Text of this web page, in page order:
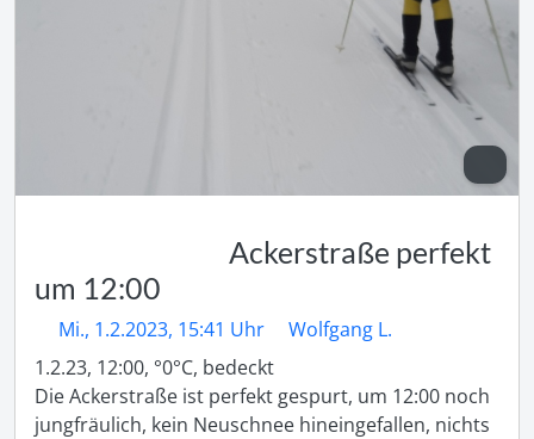
Ackerstraße perfekt
um 12:00
Mi., 1.2.2023, 15:41 Uhr
Wolfgang L.
1.2.23, 12:00, °0°C, bedeckt
Die Ackerstraße ist perfekt gespurt, um 12:00 noch
jungfräulich, kein Neuschnee hineingefallen, nichts